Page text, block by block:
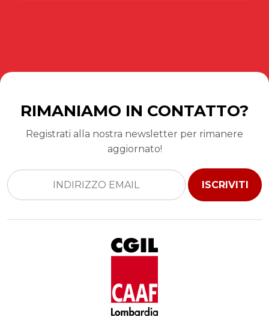
RIMANIAMO IN CONTATTO?
Registrati alla nostra newsletter per rimanere
aggiornato!
ISCRIVITI